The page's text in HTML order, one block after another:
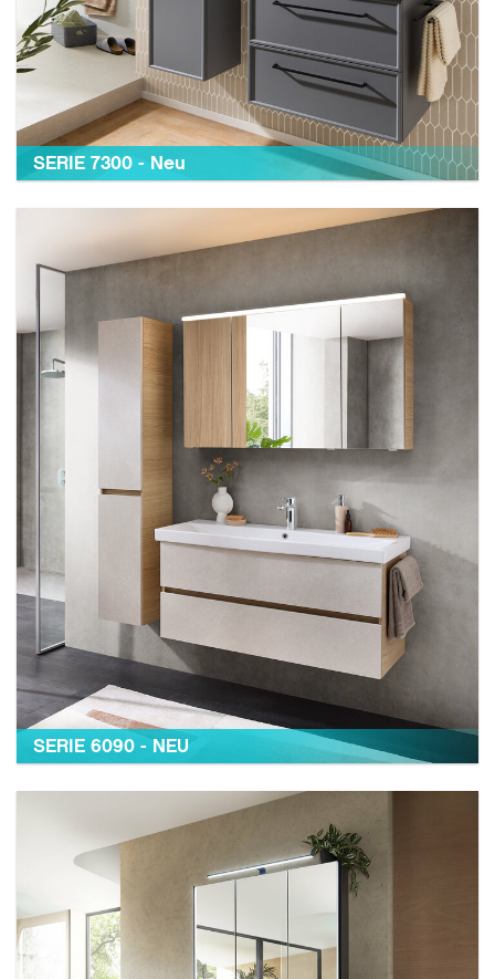
SERIE 7300 - Neu
SERIE 6090 - NEU